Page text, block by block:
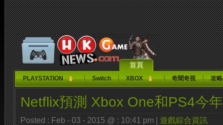
首頁
PLAYSTATION Switch XBOX 奇聞奇視 攻
Netflix預測 Xbox One和PS4今
Posted : Feb - 03 - 2015 @ : 10:41 pm | 遊戲綜合資訊